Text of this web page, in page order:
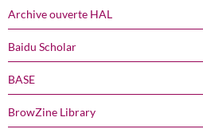
Archive ouverte HAL
Baidu Scholar
BASE
BrowZine Library